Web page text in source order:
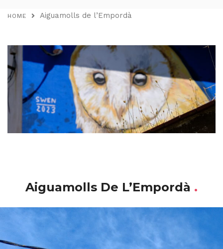
HOME Aiguamolls de l’Empordà
Aiguamolls De L’Empordà .